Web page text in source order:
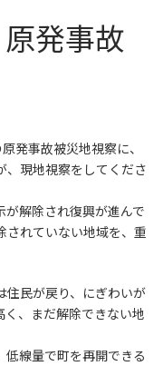
発事故
発事故被災地視察に、
、現地視察をしてくださ
解除され復興が進んで
されていない地域を、重
住民が戻り、にぎわいが
く、まだ解除できない地
線量で町を再開できる